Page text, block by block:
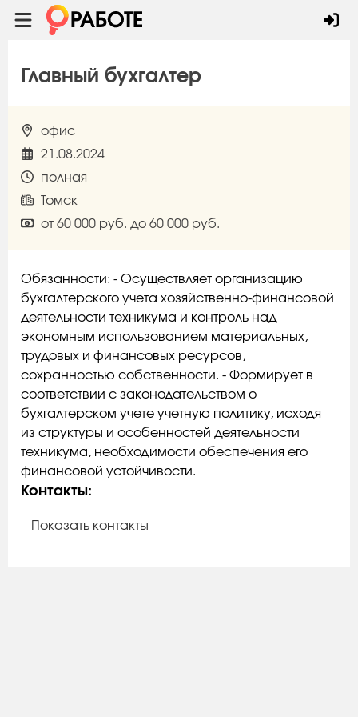
Главный бухгалтер
офис
21.08.2024
полная
Томск
от 60 000 руб. до 60 000 руб.
Обязанности: - Осуществляет организацию
бухгалтерского учета хозяйственно-финансовой
деятельности техникума и контроль над
экономным использованием материальных,
трудовых и финансовых ресурсов,
сохранностью собственности. - Формирует в
соответствии с законодательством о
бухгалтерском учете учетную политику, исходя
из структуры и особенностей деятельности
техникума, необходимости обеспечения его
финансовой устойчивости.
Контакты:
Показать контакты